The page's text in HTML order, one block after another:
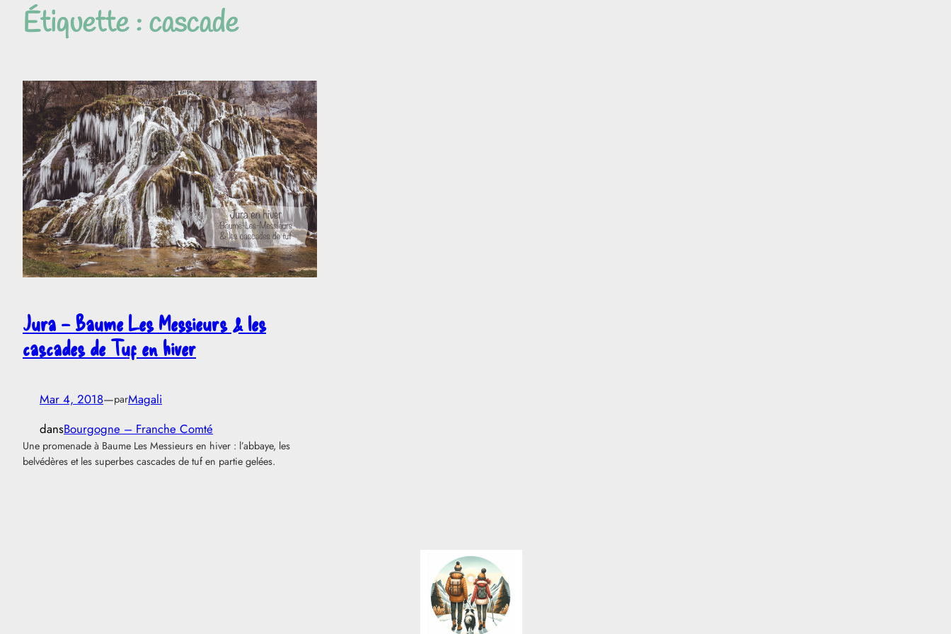
Étiquette : cascade
Jura – Baume Les Messieurs & les
cascades de Tuf en hiver
Mar 4, 2018—parMagali
dansBourgogne – Franche Comté
Une promenade à Baume Les Messieurs en hiver : l’abbaye, les
belvédères et les superbes cascades de tuf en partie gelées.